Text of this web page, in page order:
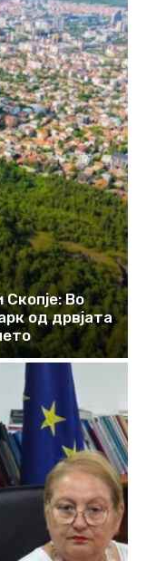
Во
од дрвјата